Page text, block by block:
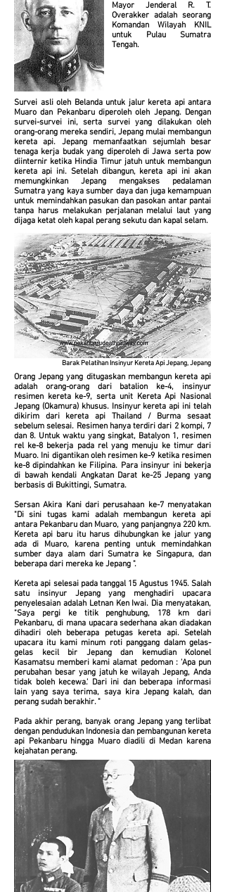
Mayor Jenderal R. T.
Overakker adalah seorang
Komandan Wilayah KNIL
untuk Pulau Sumatra
Tengah.
Survei asli oleh Belanda untuk jalur kereta api antara
Muaro dan Pekanbaru diperoleh oleh Jepang. Dengan
survei-survei ini, serta survei yang dilakukan oleh
orang-orang mereka sendiri, Jepang mulai membangun
kereta api. Jepang memanfaatkan sejumlah besar
tenaga kerja budak yang diperoleh di Jawa serta pow
diinternir ketika Hindia Timur jatuh untuk membangun
kereta api ini. Setelah dibangun, kereta api ini akan
memungkinkan Jepang mengakses pedalaman
Sumatra yang kaya sumber daya dan juga kemampuan
untuk memindahkan pasukan dan pasokan antar pantai
tanpa harus melakukan perjalanan melalui laut yang
dijaga ketat oleh kapal perang sekutu dan kapal selam.
Orang Jepang yang ditugaskan membangun kereta api
adalah orang-orang dari batalion ke-4, insinyur
resimen kereta ke-9, serta unit Kereta Api Nasional
Jepang (Okamura) khusus. Insinyur kereta api ini telah
dikirim dari kereta api Thailand / Burma sesaat
sebelum selesai. Resimen hanya terdiri dari 2 kompi, 7
dan 8. Untuk waktu yang singkat, Batalyon 1, resimen
rel ke-8 bekerja pada rel yang menuju ke timur dari
Muaro. Ini digantikan oleh resimen ke-9 ketika resimen
ke-8 dipindahkan ke Filipina. Para insinyur ini bekerja
di bawah kendali Angkatan Darat ke-25 Jepang yang
berbasis di Bukittingi, Sumatra.
Sersan Akira Kani dari perusahaan ke-7 menyatakan
"Di sini tugas kami adalah membangun kereta api
antara Pekanbaru dan Muaro, yang panjangnya 220 km.
Kereta api baru itu harus dihubungkan ke jalur yang
ada di Muaro, karena penting untuk memindahkan
sumber daya alam dari Sumatra ke Singapura, dan
beberapa dari mereka ke Jepang ".
Kereta api selesai pada tanggal 15 Agustus 1945. Salah
satu insinyur Jepang yang menghadiri upacara
penyelesaian adalah Letnan Ken Iwai. Dia menyatakan,
"Saya pergi ke titik penghubung, 178 km dari
Pekanbaru, di mana upacara sederhana akan diadakan
dihadiri oleh beberapa petugas kereta api. Setelah
upacara itu kami minum roti panggang dalam gelas-
gelas kecil bir Jepang dan kemudian Kolonel
Kasamatsu memberi kami alamat pedoman : 'Apa pun
perubahan besar yang jatuh ke wilayah Jepang, Anda
tidak boleh kecewa.' Dari ini dan beberapa informasi
lain yang saya terima, saya kira Jepang kalah, dan
perang sudah berakhir. "
Pada akhir perang, banyak orang Jepang yang terlibat
dengan pendudukan Indonesia dan pembangunan kereta
api Pekanbaru hingga Muaro diadili di Medan karena
kejahatan perang.
Barak Pelatihan Insinyur Kereta Api Jepang, Jepang